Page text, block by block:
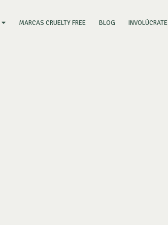
MARCAS CRUELTY FREE BLOG INVOLÚCRATE